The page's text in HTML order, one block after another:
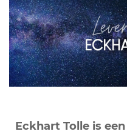
Eckhart Tolle is